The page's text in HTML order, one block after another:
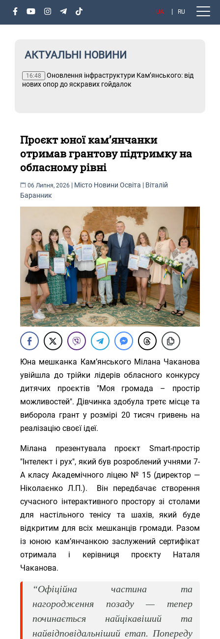
UA RU
АКТУАЛЬНІ НОВИНИ
16:48
Оновлення інфраструктури Кам’янського: від
нових опор до яскравих гойдалок
Проєкт юної кам’янчанки
отримав грантову підтримку на
обласному рівні
06 Липня, 2026 | Місто Новини Освіта | Віталій
Баранник
Юна мешканка Кам’янського Мілана Чаканова
увійшла до трійки лідерів обласного конкурсу
дитячих проєктів "Моя громада – простір
можливостей". Дівчинка здобула третє місце та
виборола грант у розмірі 20 тисяч гривень на
реалізацію своєї ідеї.
Мілана презентувала проєкт Smart-простір
"Інтелект і рух", який був розроблений учнями 7-
А класу Академічного ліцею № 15 (директор —
Ніколаєнко Л.П.). Він передбачає створення
сучасного інтерактивного простору зі столами
для настільного тенісу та шахів, який буде
відкритим для всіх мешканців громади. Разом
із юною кам’янчанкою заслужений сертифікат
отримала і керівниця проєкту Наталя
Чаканова.
“Офіційна частина та
нагородження позаду — тепер
починається найцікавіший та
найвідповідальніший етап. Попереду